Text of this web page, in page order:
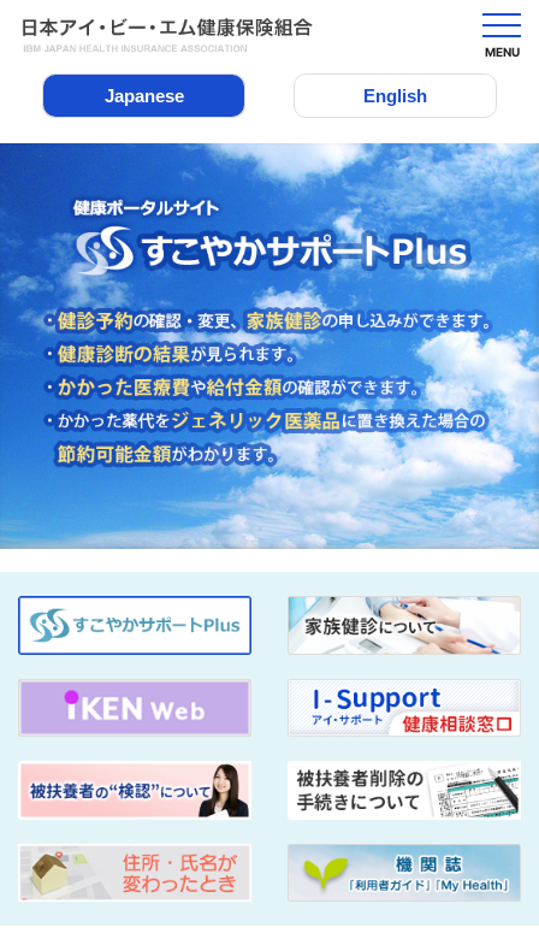
MENU
Japanese English